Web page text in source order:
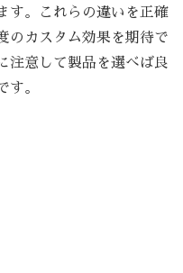
す。これらの違いを正確
のカスタム効果を期待で
注意して製品を選べば良
す。